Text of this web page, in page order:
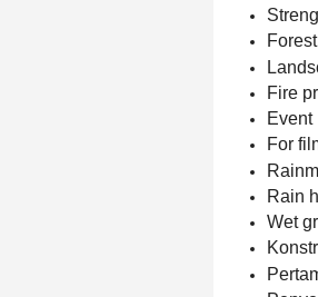
Forest
Fire
Event
For
Rain
Wet